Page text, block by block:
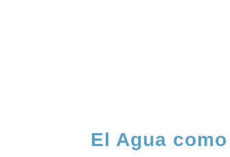
El Agua